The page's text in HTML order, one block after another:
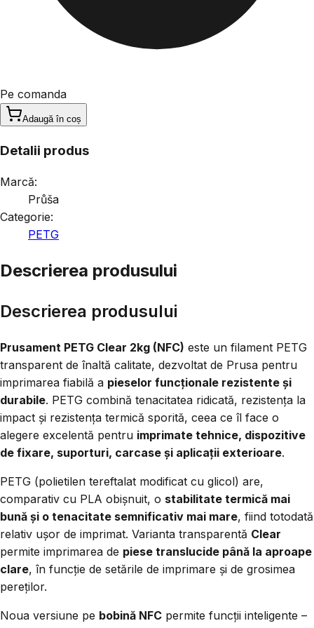
Pe comanda
Adaugă în coș
Detalii produs
Marcă:
Průša
Categorie:
PETG
Descrierea produsului
Descrierea produsului
Prusament PETG Clear 2kg (NFC) este un filament PETG
transparent de înaltă calitate, dezvoltat de Prusa pentru
imprimarea fiabilă a pieselor funcționale rezistente și
durabile. PETG combină tenacitatea ridicată, rezistența la
impact și rezistența termică sporită, ceea ce îl face o
alegere excelentă pentru imprimate tehnice, dispozitive
de fixare, suporturi, carcase și aplicații exterioare.
PETG (polietilen tereftalat modificat cu glicol) are,
comparativ cu PLA obișnuit, o stabilitate termică mai
bună și o tenacitate semnificativ mai mare, fiind totodată
relativ ușor de imprimat. Varianta transparentă Clear
permite imprimarea de piese translucide până la aproape
clare, în funcție de setările de imprimare și de grosimea
pereților.
Noua versiune pe bobină NFC permite funcții inteligente –